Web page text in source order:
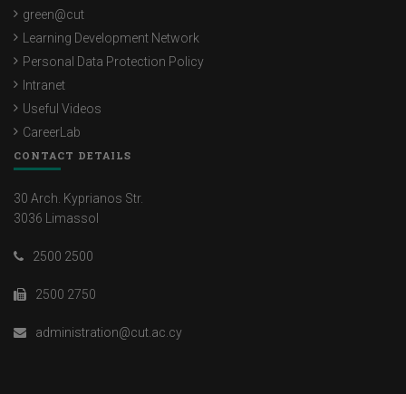
green@cut
Learning Development Network
Personal Data Protection Policy
Intranet
Useful Videos
CareerLab
CONTACT DETAILS
30 Arch. Kyprianos Str.
3036 Limassol
2500 2500
2500 2750
administration@cut.ac.cy